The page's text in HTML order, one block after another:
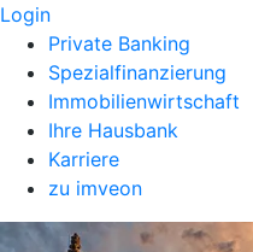
Login
Private Banking
Spezialfinanzierung
Immobilienwirtschaft
Ihre Hausbank
Karriere
zu imveon